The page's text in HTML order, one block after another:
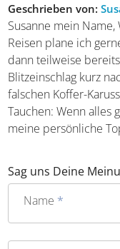
Geschrieben von:
Susanne mein
Reisen plane ich
dann teilweise
Blitzeinschlag kurz
falschen Koffer-
Tauchen: Wenn alles
meine persönliche
Sag uns Deine
Name *